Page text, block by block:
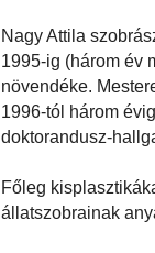
Nagy Attila
1995-ig (három év
növendéke.
1996-tól három
doktorandusz-
Főleg
állatszobrainak